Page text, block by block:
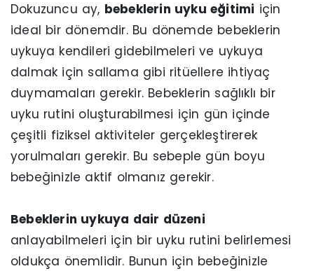
Dokuzuncu ay, bebeklerin uyku eğitimi için
ideal bir dönemdir. Bu dönemde bebeklerin
uykuya kendileri gidebilmeleri ve uykuya
dalmak için sallama gibi ritüellere ihtiyaç
duymamaları gerekir. Bebeklerin sağlıklı bir
uyku rutini oluşturabilmesi için gün içinde
çeşitli fiziksel aktiviteler gerçekleştirerek
yorulmaları gerekir. Bu sebeple gün boyu
bebeğinizle aktif olmanız gerekir.
Bebeklerin uykuya dair düzeni
anlayabilmeleri için bir uyku rutini belirlemesi
oldukça önemlidir. Bunun için bebeğinizle